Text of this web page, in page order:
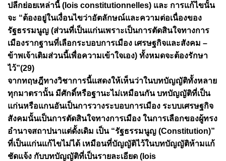
ปลีกย่อยเหล่านี้ (lois constitutionnelles) และ การแก้ไขนั้น
จะ “ต้องอยู่ในเงื่อนไขว่าอัตลักษณ์และความต่อเนื่องของ
รัฐธรรมนูญ (ส่วนที่เป็นแก่นเพราะเป็นการตัดสินใจทางการ
เมืองรากฐานที่เลือกระบอบการเมือง เศรษฐกิจและสังคม –
ข้าพเจ้าเติมส่วนนี้เพื่อความเข้าใจเอง) ทั้งหมดจะต้องรักษา
ไว้”(29)
จากทฤษฎีทางวิชาการนี้แสดงให้เห็นว่าในบทบัญญัติทั้งหลาย
ทุกมาตรานั้น มีศักดิ์หรือฐานะไม่เหมือนกัน บทบัญญัติที่เป็น
แก่นหรือแกนอันเป็นการวางระบอบการเมือง ระบบเศรษฐกิจ
สังคมนั้นเป็นการตัดสินใจทางการเมือง ในการเลือกของผู้ทรง
อำนาจสถาปนาแต่ดั้งเดิม เป็น “รัฐธรรมนูญ (Constitution)”
ที่เป็นแก่นแก้ไขไม่ได้ เหมือนที่บัญญัติไว้ในบทบัญญัติห้ามแก้
ชัดแจ้ง กับบทบัญญัติที่เป็นรายละเอียด (lois